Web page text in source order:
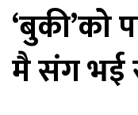
‘बुकी’को
मै संग भई